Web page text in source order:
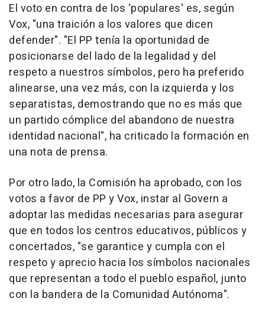
El voto en contra de los 'populares' es, según
Vox, "una traición a los valores que dicen
defender". "El PP tenía la oportunidad de
posicionarse del lado de la legalidad y del
respeto a nuestros símbolos, pero ha preferido
alinearse, una vez más, con la izquierda y los
separatistas, demostrando que no es más que
un partido cómplice del abandono de nuestra
identidad nacional", ha criticado la formación en
una nota de prensa.
Por otro lado, la Comisión ha aprobado, con los
votos a favor de PP y Vox, instar al Govern a
adoptar las medidas necesarias para asegurar
que en todos los centros educativos, públicos y
concertados, "se garantice y cumpla con el
respeto y aprecio hacia los símbolos nacionales
que representan a todo el pueblo español, junto
con la bandera de la Comunidad Autónoma".